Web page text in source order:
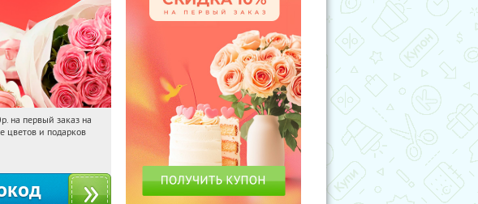
Получили:
на первый заказ на
цветов и подарков